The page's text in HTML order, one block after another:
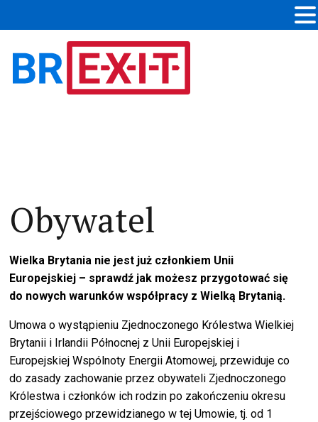
Obywatel
Wielka Brytania nie jest już członkiem Unii
Europejskiej – sprawdź jak możesz przygotować się
do nowych warunków współpracy z Wielką Brytanią.
Umowa o wystąpieniu Zjednoczonego Królestwa Wielkiej
Brytanii i Irlandii Północnej z Unii Europejskiej i
Europejskiej Wspólnoty Energii Atomowej, przewiduje co
do zasady zachowanie przez obywateli Zjednoczonego
Królestwa i członków ich rodzin po zakończeniu okresu
przejściowego przewidzianego w tej Umowie, tj. od 1